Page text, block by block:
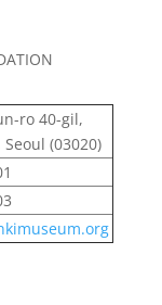
ro 40-gil,
Seoul (03020)